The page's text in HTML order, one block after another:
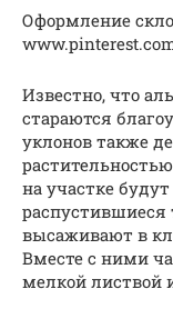
Оформление
Известно, что
стараются
уклонов также
на участке
высаживают в
Вместе с ними
мелкой листвой